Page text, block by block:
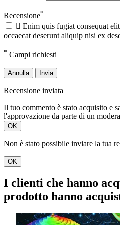
Recensione*
 Enim quis fugiat consequat
occaecat deserunt aliquip nisi ex
* Campi richiesti
Annulla Invia
Recensione inviata
Il tuo commento è stato acquisito e
l'approvazione da parte di un
OK
Non è stato possibile inviare la tua
OK
I clienti che hanno
prodotto hanno